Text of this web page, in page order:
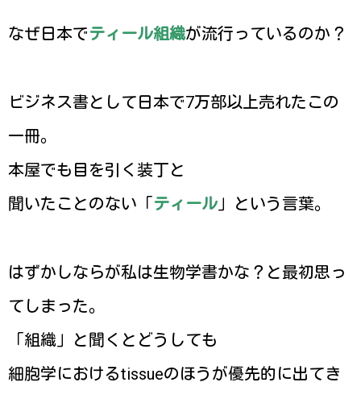
なぜ日本でティール組織が流行っているのか？
ビジネス書として日本で7万部以上売れたこの
一冊。
本屋でも目を引く装丁と
聞いたことのない「ティール 」という言葉。
はずかしならが私は生物学書かな？と最初思っ
てしまった。
「組織」と聞くとどうしても
細胞学におけるtissueのほうが優先的に出てき